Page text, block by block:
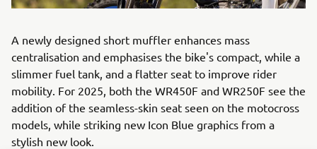
A newly designed short muffler enhances mass
centralisation and emphasises the bike's compact, while a
slimmer fuel tank, and a flatter seat to improve rider
mobility. For 2025, both the WR450F and WR250F see the
addition of the seamless-skin seat seen on the motocross
models, while striking new Icon Blue graphics from a
stylish new look.